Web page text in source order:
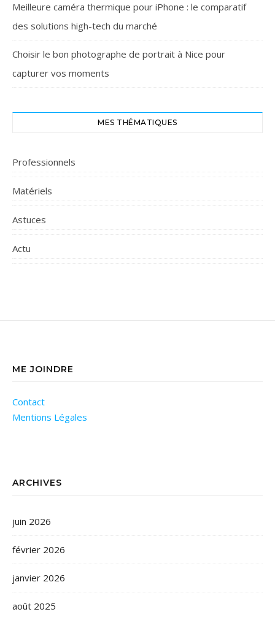
Meilleure caméra thermique pour iPhone : le comparatif
des solutions high-tech du marché
Choisir le bon photographe de portrait à Nice pour
capturer vos moments
MES THÉMATIQUES
Professionnels
Matériels
Astuces
Actu
ME JOINDRE
Contact
Mentions Légales
ARCHIVES
juin 2026
février 2026
janvier 2026
août 2025